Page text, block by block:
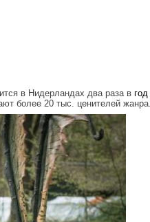
в Нидерландах два раза в год
более 20 тыс. ценителей жанра.